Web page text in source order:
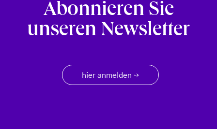
Abonnieren Sie
unseren Newsletter
hier anmelden →